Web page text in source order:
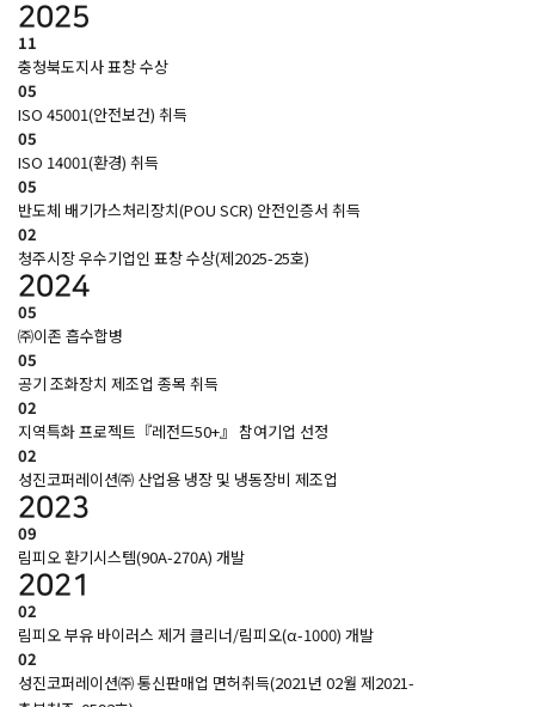
2025
11
충청북도지사 표창 수상
05
ISO 45001(안전보건) 취득
05
ISO 14001(환경) 취득
05
반도체 배기가스처리장치(POU SCR) 안전인증서 취득
02
청주시장 우수기업인 표창 수상(제2025-25호)
2024
05
㈜이존 흡수합병
05
공기 조화장치 제조업 종목 취득
02
지역특화 프로젝트『레전드50+』 참여기업 선정
02
성진코퍼레이션㈜ 산업용 냉장 및 냉동장비 제조업
2023
09
림피오 환기시스템(90A-270A) 개발
2021
02
림피오 부유 바이러스 제거 클리너/림피오(α-1000) 개발
02
성진코퍼레이션㈜ 통신판매업 면허취득(2021년 02월 제2021-